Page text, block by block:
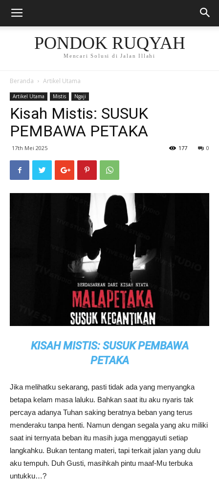
PONDOK RUQYAH
Mencari Solusi di Jalan Illahi
Beranda Artikel Utama
Artikel Utama Mistis Ngaji
Kisah Mistis: SUSUK
PEMBAWA PETAKA
17th Mei 2025 0
177
KISAH MISTIS: SUSUK PEMBAWA
PETAKA
Jika melihatku sekarang, pasti tidak ada yang menyangka
betapa kelam masa laluku. Bahkan saat itu aku nyaris tak
percaya adanya Tuhan saking beratnya beban yang terus
menderaku tanpa henti. Namun dengan segala yang aku miliki
saat ini ternyata beban itu masih juga menggayuti setiap
langkahku. Bukan tentang materi, tapi terkait jalan yang dulu
aku tempuh. Duh Gusti, masihkah pintu maaf-Mu terbuka
untukku…?